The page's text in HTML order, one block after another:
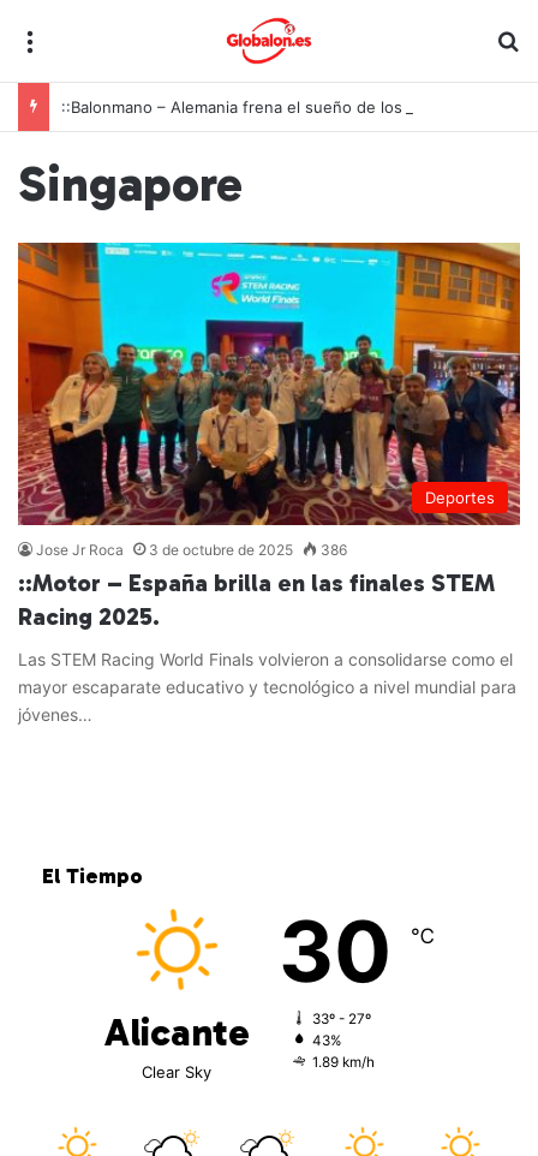
Singapore
Deportes
Jose Jr Roca 3 de octubre de 2025 386
::Motor – España brilla en las finales STEM
Racing 2025.
Las STEM Racing World Finals volvieron a consolidarse como el
mayor escaparate educativo y tecnológico a nivel mundial para
jóvenes…
El Tiempo
Alicante
Clear Sky
30 ℃
33º - 27º
43%
1.89 km/h